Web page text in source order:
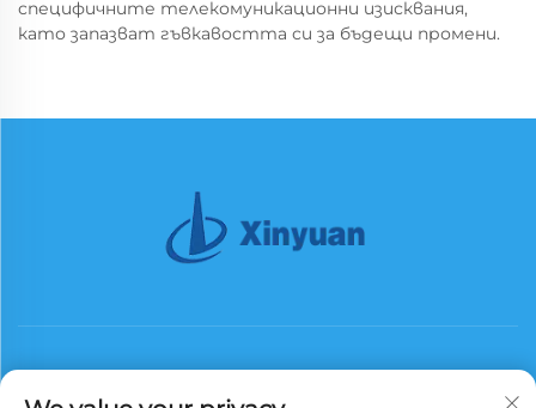
специфичните телекомуникационни изисквания,
като запазват гъвкавостта си за бъдещи промени.